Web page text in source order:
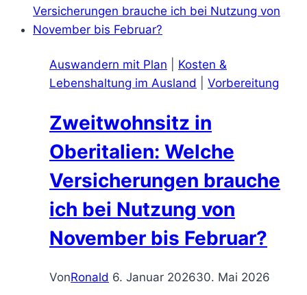
Auswandern mit Plan
Kosten &
Lebenshaltung im Ausland
Vorbereitung
Zweitwohnsitz in
Oberitalien: Welche
Versicherungen brauche
ich bei Nutzung von
November bis Februar?
VonRonald 6. Januar 202630. Mai 2026